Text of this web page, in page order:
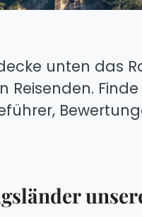
unten das
Reisenden.